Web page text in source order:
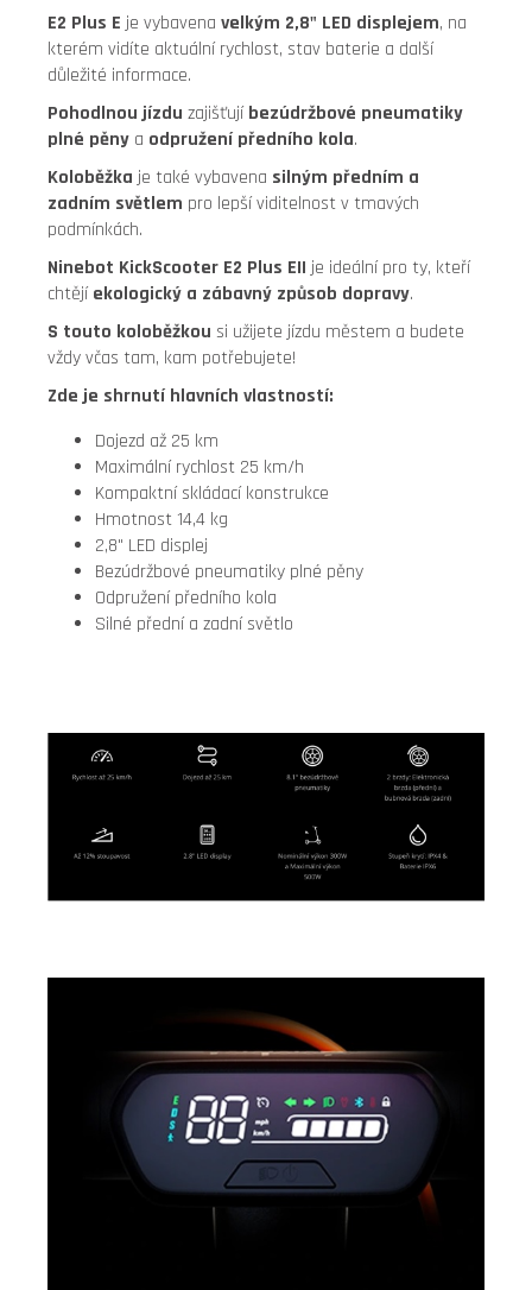
E2 Plus Eje vybavena velkým 2,8" LED displejem, na
kterém vidíte aktuální rychlost, stav baterie a další
důležité informace.
Pohodlnou jízdu zajišťujíbezúdržbové pneumatiky
plné pěny a odpružení předního kola.
Koloběžkaje také vybavena silným předním a
zadním světlem pro lepší viditelnost v tmavých
podmínkách.
Ninebot KickScooter E2 Plus EIIje ideální pro ty, kteří
chtějíekologický a zábavný způsob dopravy.
S touto koloběžkou si užijete jízdu městem a budete
vždy včas tam, kam potřebujete!
Zde je shrnutí hlavních vlastností:
Dojezd až 25 km
Maximální rychlost 25 km/h
Kompaktní skládací konstrukce
Hmotnost 14,4 kg
2,8" LED displej
Bezúdržbové pneumatiky plné pěny
Odpružení předního kola
Silné přední a zadní světlo